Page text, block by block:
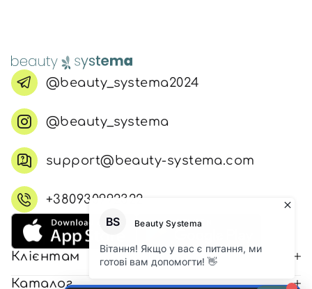
@beauty_systema2024
@beauty_systema
support@beauty-systema.com
+380930992322
Клієнтам
Каталог